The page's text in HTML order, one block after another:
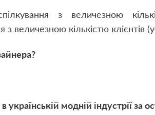
з величезною
величезною кількістю клієнтів
українській модній індустрії за